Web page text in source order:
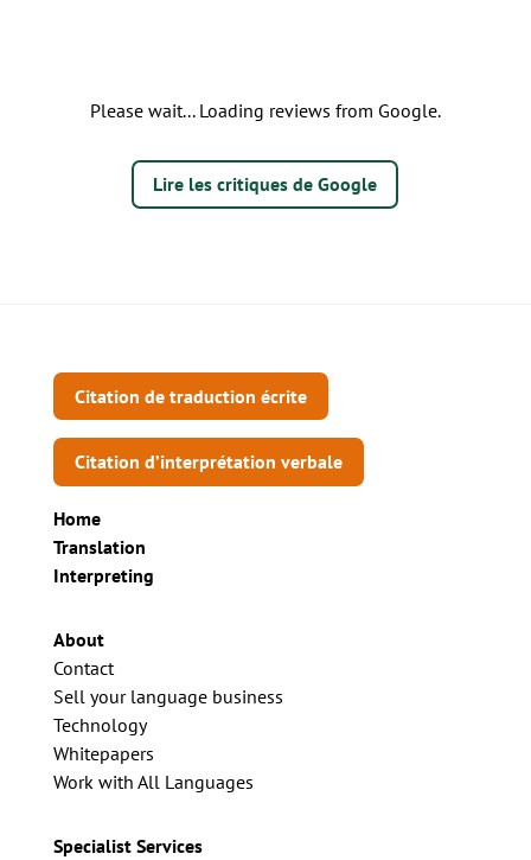
Please wait... Loading reviews from Google.
Lire les critiques de Google
Citation de traduction écrite
Citation d’interprétation verbale
Home
Translation
Interpreting
About
Contact
Sell your language business
Technology
Whitepapers
Work with All Languages
Specialist Services